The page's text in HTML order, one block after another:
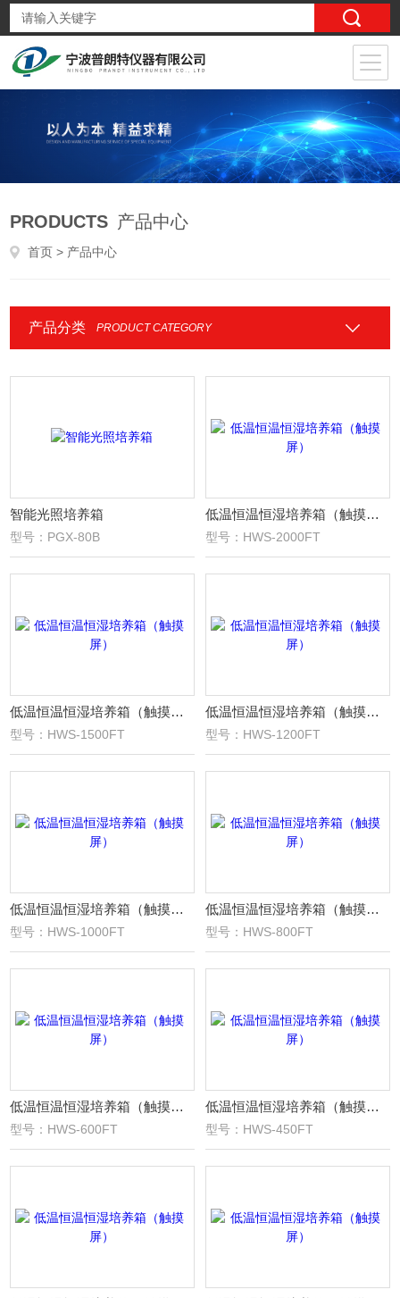
PRODUCTS 产品中心
首页 > 产品中心
产品分类 PRODUCT CATEGORY
智能光照培养箱
型号：PGX-80B
低温恒温恒湿培养箱（触摸屏）
型号：HWS-2000FT
低温恒温恒湿培养箱（触摸屏）
型号：HWS-1500FT
低温恒温恒湿培养箱（触摸屏）
型号：HWS-1200FT
低温恒温恒湿培养箱（触摸屏）
型号：HWS-1000FT
低温恒温恒湿培养箱（触摸屏）
型号：HWS-800FT
低温恒温恒湿培养箱（触摸屏）
型号：HWS-600FT
低温恒温恒湿培养箱（触摸屏）
型号：HWS-450FT